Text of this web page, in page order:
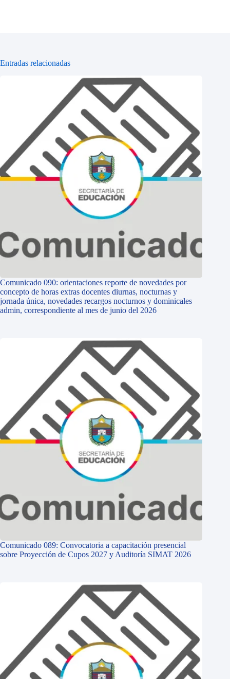
Entradas relacionadas
Comunicado 090: orientaciones reporte de novedades por
concepto de horas extras docentes diurnas, nocturnas y
jornada única, novedades recargos nocturnos y dominicales
admin, correspondiente al mes de junio del 2026
Comunicado 089: Convocatoria a capacitación presencial
sobre Proyección de Cupos 2027 y Auditoría SIMAT 2026